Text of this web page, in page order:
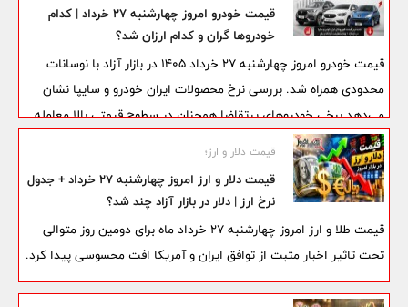
قیمت خودرو امروز چهارشنبه ۲۷ خرداد | کدام
خودروها گران و کدام ارزان شد؟
قیمت خودرو امروز چهارشنبه ۲۷ خرداد ۱۴۰۵ در بازار آزاد با نوسانات
محدودی همراه شد. بررسی نرخ محصولات ایران خودرو و سایپا نشان
می‌دهد برخی خودروهای پرتقاضا همچنان در سطوح قیمتی بالا معامله
می‌شوند و فاصله قابل توجهی میان قیمت کارخانه و بازار دارند؛ موضوعی
که همچنان یکی از دغدغه‌های اصلی خریداران و فعالان بازار خودرو به
شمار می‌رود.
قیمت دلار و ارز؛
قیمت دلار و ارز امروز چهارشنبه 27 خرداد + جدول
نرخ ارز | دلار در بازار آزاد چند شد؟
قیمت طلا و ارز امروز چهارشنبه 27 خرداد ماه برای دومین روز متوالی
تحت تاثیر اخبار مثبت از توافق ایران و آمریکا افت محسوسی پیدا کرد.